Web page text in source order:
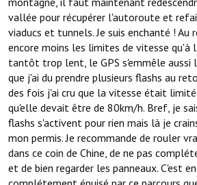
vallée pour récupérer l'autoroute et
viaducs et tunnels. Je suis enchanté ! Au
encore moins les limites de vitesse
tantôt trop lent, le GPS s'emmêle aussi
que j'ai du prendre plusieurs flashs au
des fois j'ai cru que la vitesse était
qu'elle devait être de 80km/h. Bref, je
flashs s'activent pour rien mais là je
mon permis. Je recommande de rouler
dans ce coin de Chine, de ne pas
et de bien regarder les panneaux. C'est